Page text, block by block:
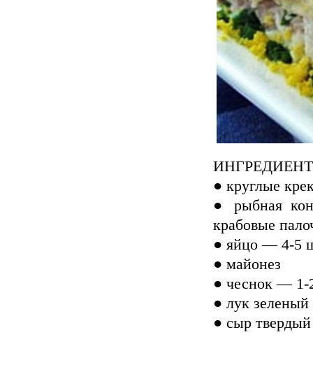
● круглые
● рыбная
крабовые
● яйцо — 4-5
● майонез
● чеснок — 1-
● лук зеленый
● сыр твердый